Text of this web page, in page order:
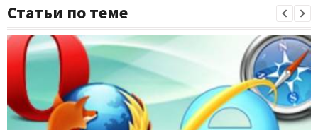
Статьи по теме